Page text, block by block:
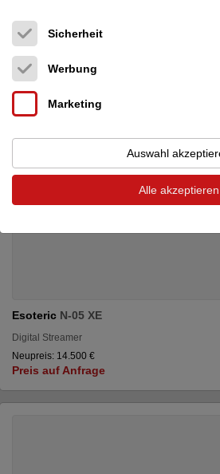
Esoteric N-05 XE
Digital Streamer
Neupreis: 14.500 €
Preis auf Anfrage
Sicherheit
Werbung
Marketing
Auswahl
Alle akzeptieren